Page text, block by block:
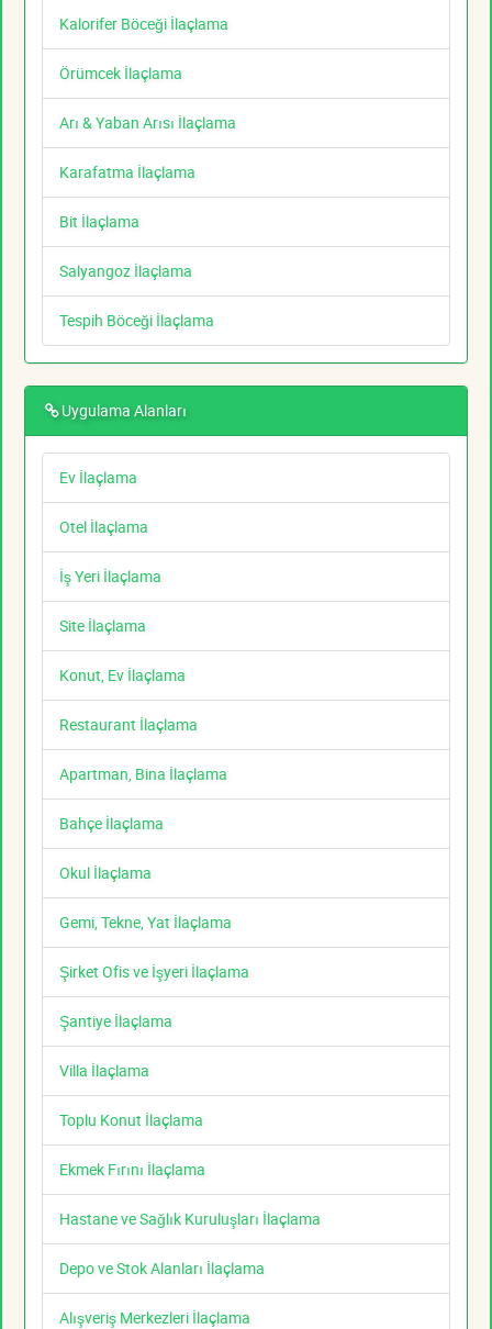
Kalorifer Böceği İlaçlama
Örümcek İlaçlama
Arı & Yaban Arısı İlaçlama
Karafatma İlaçlama
Bit İlaçlama
Salyangoz İlaçlama
Tespih Böceği İlaçlama
Uygulama Alanları
Ev İlaçlama
Otel İlaçlama
İş Yeri İlaçlama
Site İlaçlama
Konut, Ev İlaçlama
Restaurant İlaçlama
Apartman, Bina İlaçlama
Bahçe İlaçlama
Okul İlaçlama
Gemi, Tekne, Yat İlaçlama
Şirket Ofis ve İşyeri İlaçlama
Şantiye İlaçlama
Villa İlaçlama
Toplu Konut İlaçlama
Ekmek Fırını İlaçlama
Hastane ve Sağlık Kuruluşları İlaçlama
Depo ve Stok Alanları İlaçlama
Alışveriş Merkezleri İlaçlama